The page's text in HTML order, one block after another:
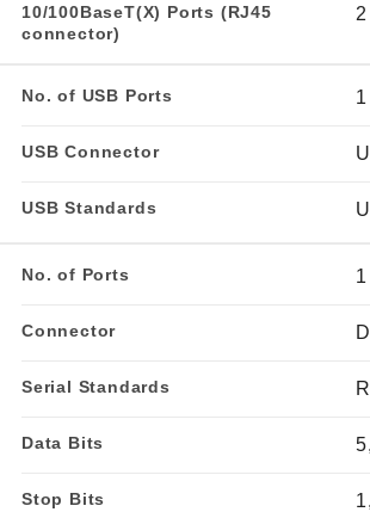
10/100BaseT(X) Ports (RJ45
connector)
2
No. of USB Ports 1
USB Connector
USB Standards
No. of Ports 1
Connector
Serial Standards
Data Bits
Stop Bits